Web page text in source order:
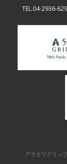
TEL.04-2936-
アラカワグリッ